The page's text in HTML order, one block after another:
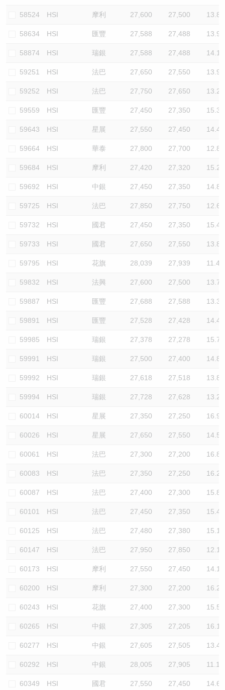
58524 HSI 摩利 27,600 27,500 13.8
58634 HSI 匯豐 27,588 27,488 13.9
58874 HSI 瑞銀 27,588 27,488 14.1
59251 HSI 法巴 27,650 27,550 13.9
59252 HSI 法巴 27,750 27,650 13.2
59559 HSI 匯豐 27,450 27,350 15.3
59643 HSI 星展 27,550 27,450 14.4
59664 HSI 華泰 27,800 27,700 12.8
59684 HSI 摩利 27,420 27,320 15.2
59692 HSI 中銀 27,450 27,350 14.8
59725 HSI 法巴 27,850 27,750 12.6
59732 HSI 國君 27,450 27,350 15.4
59733 HSI 國君 27,650 27,550 13.8
59795 HSI 花旗 28,039 27,939 11.4
59832 HSI 法興 27,600 27,500 13.7
59887 HSI 匯豐 27,688 27,588 13.3
59891 HSI 匯豐 27,528 27,428 14.4
59985 HSI 瑞銀 27,378 27,278 15.7
59991 HSI 瑞銀 27,500 27,400 14.8
59992 HSI 瑞銀 27,618 27,518 13.8
59994 HSI 瑞銀 27,728 27,628 13.2
60014 HSI 星展 27,350 27,250 16.9
60026 HSI 星展 27,650 27,550 14.5
60061 HSI 法巴 27,300 27,200 16.8
60083 HSI 法巴 27,350 27,250 16.2
60087 HSI 法巴 27,400 27,300 15.8
60101 HSI 法巴 27,450 27,350 15.4
60125 HSI 法巴 27,480 27,380 15.1
60147 HSI 法巴 27,950 27,850 12.1
60173 HSI 摩利 27,550 27,450 14.1
60200 HSI 摩利 27,300 27,200 16.2
60243 HSI 花旗 27,400 27,300 15.5
60265 HSI 中銀 27,305 27,205 16.1
60277 HSI 中銀 27,605 27,505 13.4
60292 HSI 中銀 28,005 27,905 11.1
60349 HSI 國君 27,550 27,450 14.6